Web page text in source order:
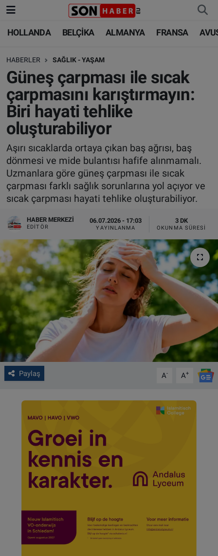
HOLLANDA BELÇİKA ALMANYA FRANSA
HABERLER SAĞLIK - YAŞAM
Güneş çarpması ile sıcak
çarpmasını karıştırmayın:
Biri hayati tehlike
oluşturabiliyor
Aşırı sıcaklarda ortaya çıkan baş ağrısı, baş
dönmesi ve mide bulantısı hafife alınmamalı.
Uzmanlara göre güneş çarpması ile sıcak
çarpması farklı sağlık sorunlarına yol açıyor ve
sıcak çarpması hayati tehlike oluşturabiliyor.
HABER MERKEZI
EDITÖR
06.07.2026 - 17:03
YAYINLANMA
3 DK
OKUNMA SÜRESI
Paylaş A- A+
HOLLANDA
BELÇİKA
ALMANYA
FRANSA
AVUSTURYA
SAĞLIK - YAŞAM
BİLİM-TEKNOLOJİ
HOLLANDA
BELÇİKA
ALMANYA
TÜRKİYE
DÜNYA
BİLİM-TEKNOLOJİ
SAĞLIK
ALGEMENE VOORWAARDEN
CONTACT
Çerez Politikası
Nöbetçi Eczaneler
Hava Durumu
Trafik Durumu
Süper Lig Puan Durumu ve Fikstür
Tüm Manşetler
Son Dakika Haberleri
Haber Arşivi